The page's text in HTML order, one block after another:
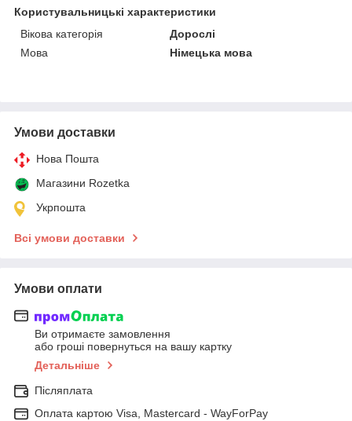
Користувальницькі характеристики
Вікова категорія
Дорослі
Мова
Німецька мова
Умови доставки
Нова Пошта
Магазини Rozetka
Укрпошта
Всі умови доставки
Умови оплати
Ви отримаєте замовлення
або гроші повернуться на вашу картку
Детальніше
Післяплата
Оплата картою Visa, Mastercard - WayForPay